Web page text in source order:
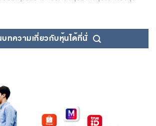
ทความเกี่ยวกับหุ้นได้ที่นั่